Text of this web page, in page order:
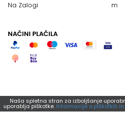
Na Zalogi
m
NAČINI PLAČILA
Naša spletna stran za izboljšanje
uporablja piškotke. Informacije o piškotkih